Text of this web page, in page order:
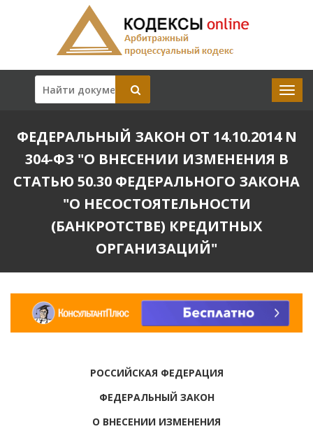
ФЕДЕРАЛЬНЫЙ ЗАКОН ОТ 14.10.2014 N
304-ФЗ "О ВНЕСЕНИИ ИЗМЕНЕНИЯ В
СТАТЬЮ 50.30 ФЕДЕРАЛЬНОГО ЗАКОНА
"О НЕСОСТОЯТЕЛЬНОСТИ
(БАНКРОТСТВЕ) КРЕДИТНЫХ
ОРГАНИЗАЦИЙ"
РОССИЙСКАЯ ФЕДЕРАЦИЯ
ФЕДЕРАЛЬНЫЙ ЗАКОН
О ВНЕСЕНИИ ИЗМЕНЕНИЯ